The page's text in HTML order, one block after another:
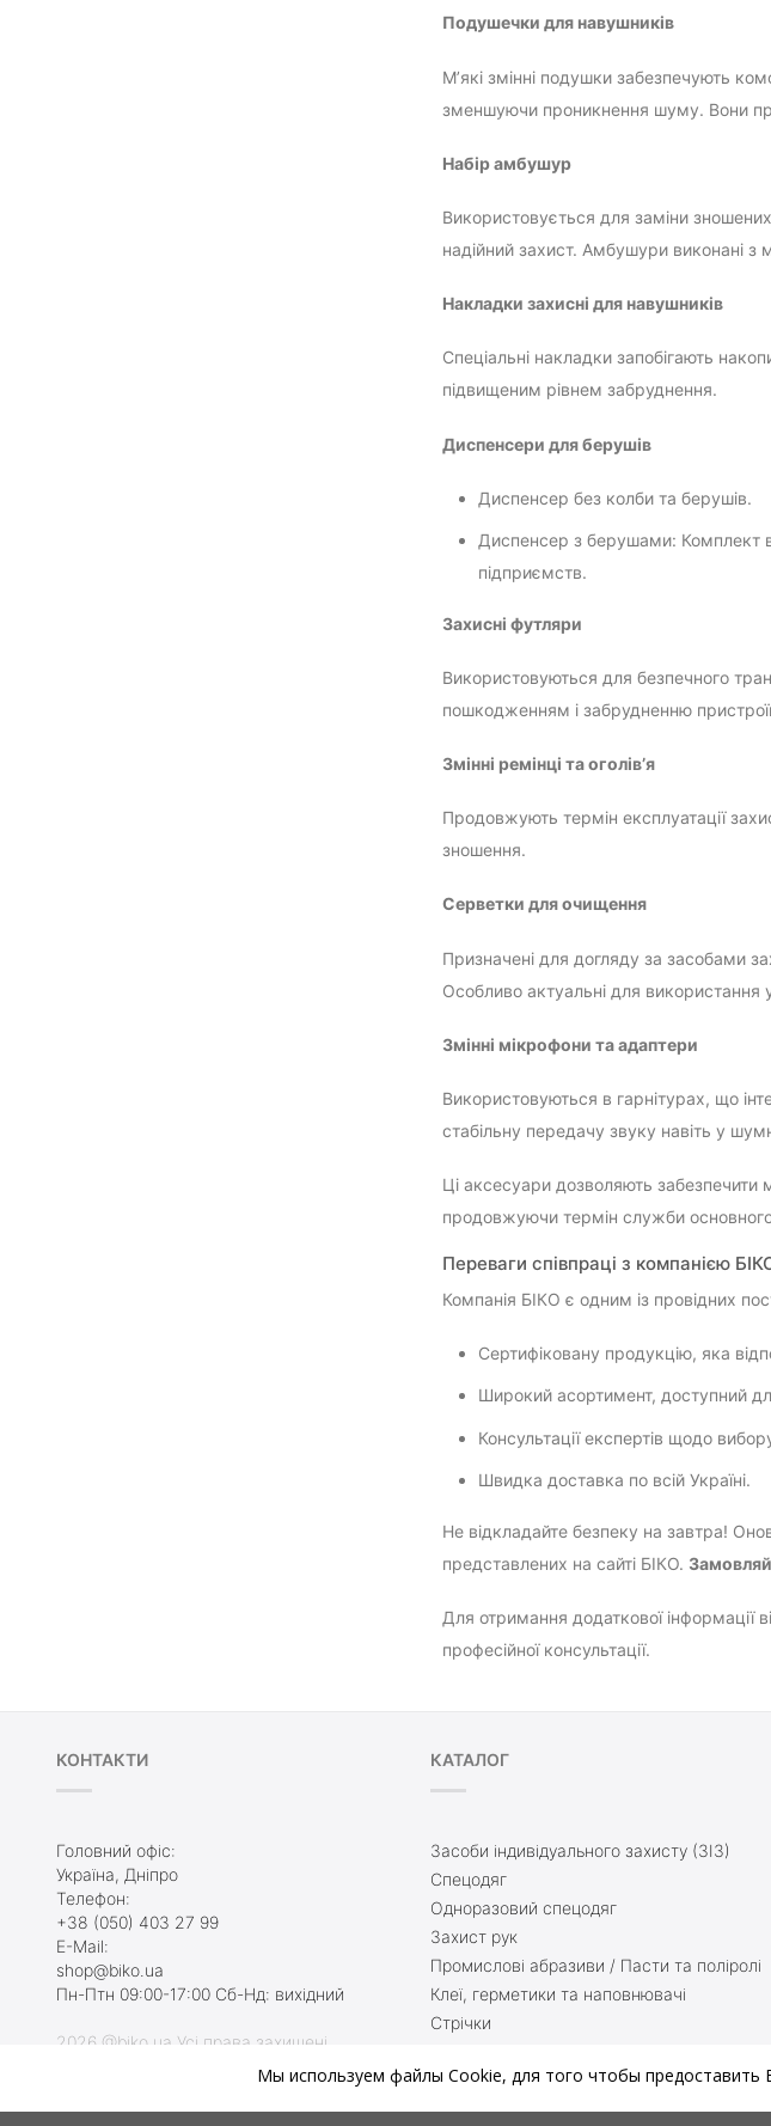
Подушечки для навушників
М’які змінні подушки забезпечують
зменшуючи проникнення шуму. Вони
Набір амбушур
Використовується для заміни
надійний захист. Амбушури виконані з
Накладки захисні для навушників
Спеціальні накладки запобігають
підвищеним рівнем забруднення.
Диспенсери для берушів
Диспенсер без колби та берушів.
Диспенсер з берушами: Комплект
підприємств.
Захисні футляри
Використовуються для безпечного
пошкодженням і забрудненню
Змінні ремінці та оголів’я
Продовжують термін експлуатації
зношення.
Серветки для очищення
Призначені для догляду за засобами
Особливо актуальні для
Змінні мікрофони та адаптери
Використовуються в гарнітурах, що
стабільну передачу звуку навіть у
Ці аксесуари дозволяють забезпечити
продовжуючи термін служби
Переваги співпраці з компанією
Компанія БІКО є одним із провідних
Сертифіковану продукцію, яка
Широкий асортимент, доступний
Консультації експертів щодо
Швидка доставка по всій Україні.
Не відкладайте безпеку на завтра!
представлених на сайті БІКО.
Для отримання додаткової інформації
професійної консультації.
КОНТАКТИ
Головний офіс:
Україна, Дніпро
Телефон:
+38 (050) 403 27 99
E-Mail:
shop@biko.ua
Пн-Птн 09:00-17:00 Сб-Нд: вихідний
2026 @biko.ua Усі права захищені
КАТАЛОГ
Засоби індивідуального захисту (ЗІЗ)
Спецодяг
Одноразовий спецодяг
Захист рук
Промислові абразиви / Пасти та поліролі
Клеї, герметики та наповнювачі
Стрічки
Туалетні кімнати
Протиральний матеріал
Мы используем файлы Cookie, для того чтобы